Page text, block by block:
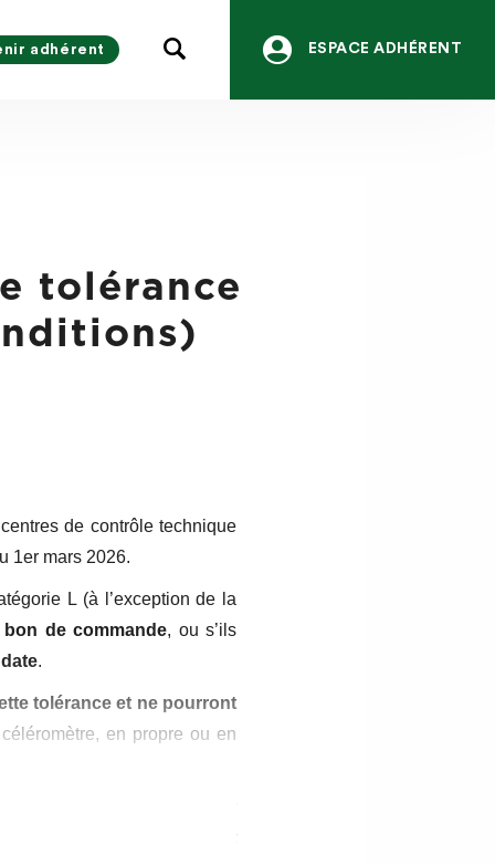
adhérent ESPACE ADHÉRENT
tolérance
de contrôle technique
1er mars 2026.
L (à l’exception de la
de commande, ou s’ils
.
tolérance et ne pourront
en propre ou en